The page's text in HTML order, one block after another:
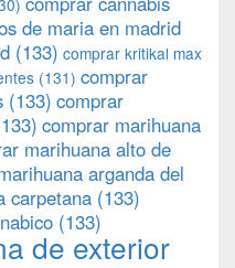
de maria en madrid
(133) comprar kritikal max
(131) comprar
(133) comprar
comprar marihuana
marihuana alto de
arganda del
carpetana (133)
(133)
de exterior